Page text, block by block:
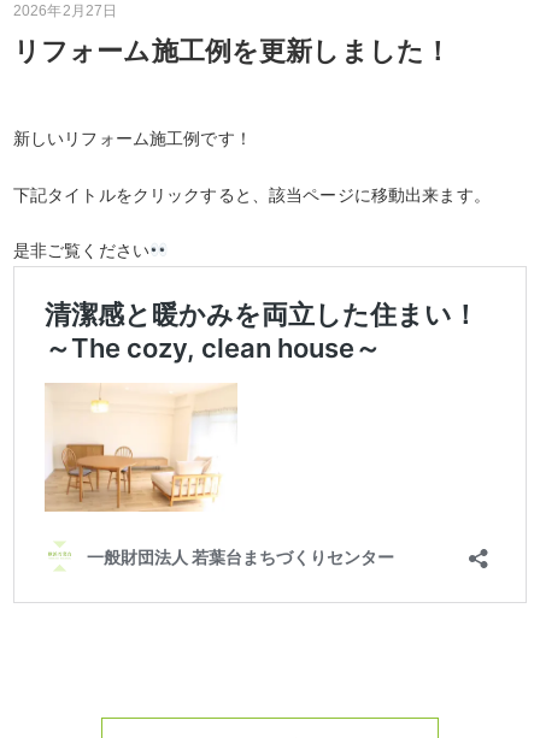
2026年2月27日
リフォーム施工例を更新しました！
新しいリフォーム施工例です！
下記タイトルをクリックすると、該当ページに移動出来ます。
是非ご覧ください